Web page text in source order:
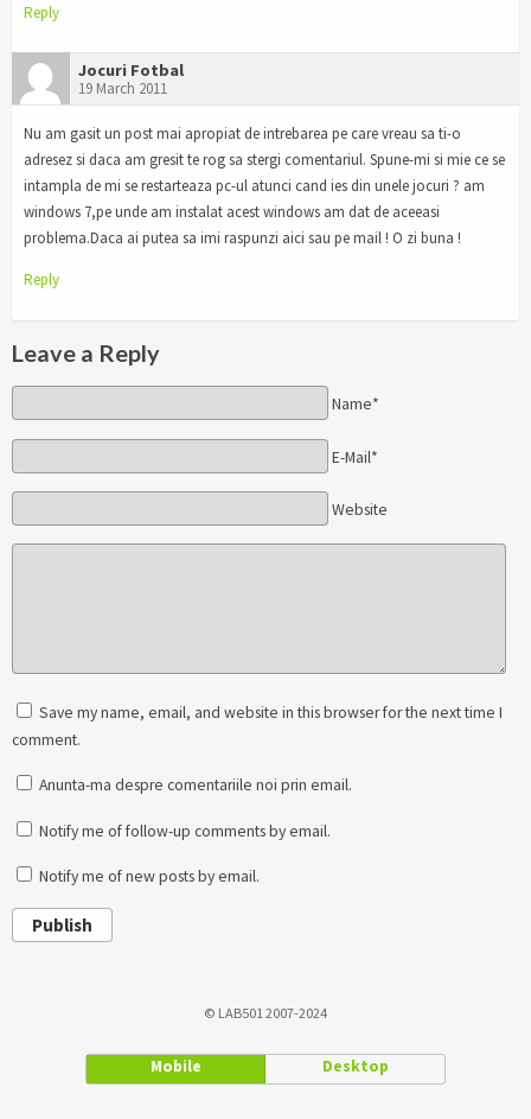
Reply
Jocuri Fotbal
19 March 2011
Nu am gasit un post mai apropiat de intrebarea pe care vreau sa ti-o
adresez si daca am gresit te rog sa stergi comentariul. Spune-mi si mie ce se
intampla de mi se restarteaza pc-ul atunci cand ies din unele jocuri ? am
windows 7,pe unde am instalat acest windows am dat de aceeasi
problema.Daca ai putea sa imi raspunzi aici sau pe mail ! O zi buna !
Reply
Leave a Reply
Name*
E-Mail*
Website
Save my name, email, and website in this browser for the next time I
comment.
Anunta-ma despre comentariile noi prin email.
Notify me of follow-up comments by email.
Notify me of new posts by email.
Publish
© LAB501 2007-2024
Mobile Desktop